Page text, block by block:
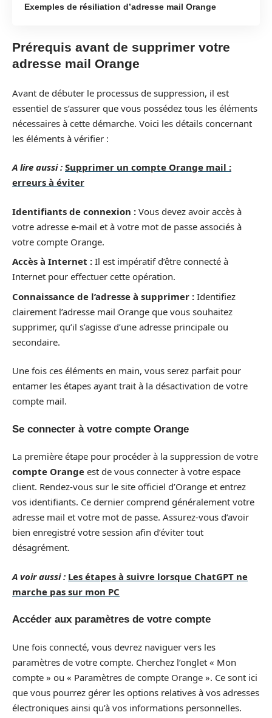
Exemples de résiliation d’adresse mail Orange
Prérequis avant de supprimer votre
adresse mail Orange
Avant de débuter le processus de suppression, il est
essentiel de s’assurer que vous possédez tous les éléments
nécessaires à cette démarche. Voici les détails concernant
les éléments à vérifier :
A lire aussi : Supprimer un compte Orange mail :
erreurs à éviter
Identifiants de connexion : Vous devez avoir accès à
votre adresse e-mail et à votre mot de passe associés à
votre compte Orange.
Accès à Internet : Il est impératif d’être connecté à
Internet pour effectuer cette opération.
Connaissance de l’adresse à supprimer : Identifiez
clairement l’adresse mail Orange que vous souhaitez
supprimer, qu’il s’agisse d’une adresse principale ou
secondaire.
Une fois ces éléments en main, vous serez parfait pour
entamer les étapes ayant trait à la désactivation de votre
compte mail.
Se connecter à votre compte Orange
La première étape pour procéder à la suppression de votre
compte Orange est de vous connecter à votre espace
client. Rendez-vous sur le site officiel d’Orange et entrez
vos identifiants. Ce dernier comprend généralement votre
adresse mail et votre mot de passe. Assurez-vous d’avoir
bien enregistré votre session afin d’éviter tout
désagrément.
A voir aussi : Les étapes à suivre lorsque ChatGPT ne
marche pas sur mon PC
Accéder aux paramètres de votre compte
Une fois connecté, vous devrez naviguer vers les
paramètres de votre compte. Cherchez l’onglet « Mon
compte » ou « Paramètres de compte Orange ». Ce sont ici
que vous pourrez gérer les options relatives à vos adresses
électroniques ainsi qu’à vos informations personnelles.